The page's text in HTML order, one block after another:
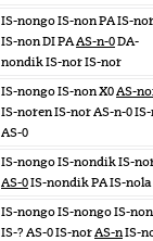
IS-nongo IS-non PA IS-nor
IS-non DI PAAS-n-0DA-
nondik IS-nor IS-nor
IS-nongo IS-non X0AS-
IS-noren IS-nor AS-n-0
AS-0
IS-nongo IS-nondik IS-
AS-0IS-nondik PA IS-nola
IS-nongo IS-nongo IS-non
IS-? AS-0 IS-norAS-nIS-